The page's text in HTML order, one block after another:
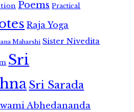
Poems Practical
Raja Yoga
Maharshi Sister Nivedita
Sri
Sri Sarada
Abhedananda